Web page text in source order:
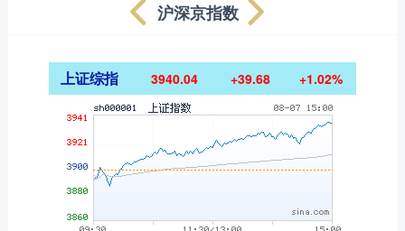
沪深京指数
上证综指 3940.04 +39.68 +1.02%